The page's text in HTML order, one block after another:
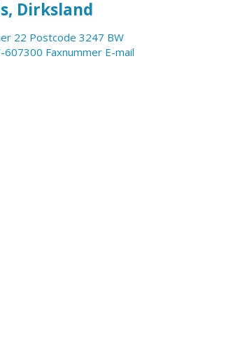
Dirksland
22 Postcode 3247 BW
Faxnummer E-mail